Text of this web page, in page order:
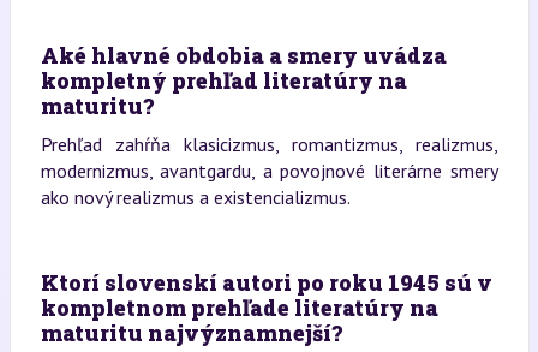
Aké hlavné obdobia a smery uvádza
kompletný prehľad literatúry na
maturitu?
Prehľad zahŕňa klasicizmus, romantizmus, realizmus,
modernizmus, avantgardu, a povojnové literárne smery
ako nový realizmus a existencializmus.
Ktorí slovenskí autori po roku 1945 sú v
kompletnom prehľade literatúry na
maturitu najvýznamnejší?